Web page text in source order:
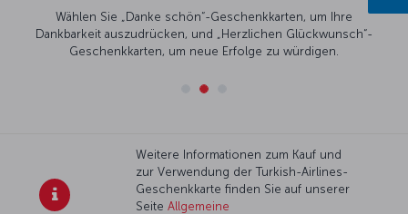
Wählen Sie „Danke schön“-Geschenkkarten, um Ihre
Dankbarkeit auszudrücken, und „Herzlichen Glückwunsch“-
Geschenkkarten, um neue Erfolge zu würdigen.
Weitere Informationen zum Kauf und
zur Verwendung der Turkish-Airlines-
Geschenkkarte finden Sie auf unserer
SeiteAllgemeine